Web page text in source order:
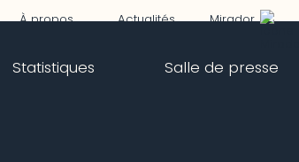
À propos Actualités Mirador
Statistiques Salle de presse